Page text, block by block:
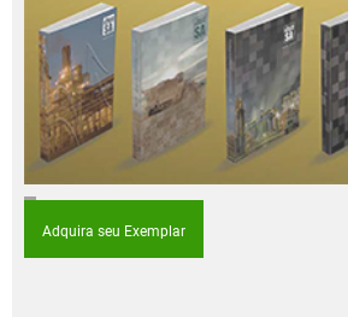
Adquira seu Exemplar